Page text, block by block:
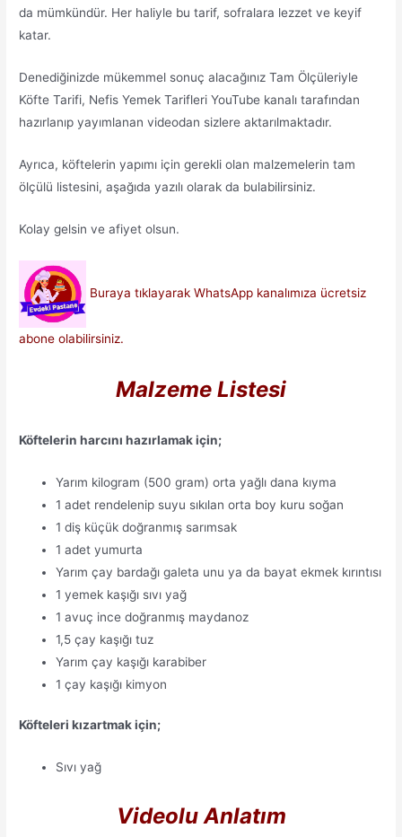
da mümkündür. Her haliyle bu tarif, sofralara lezzet ve keyif
katar.
Denediğinizde mükemmel sonuç alacağınız Tam Ölçüleriyle
Köfte Tarifi, Nefis Yemek Tarifleri YouTube kanalı tarafından
hazırlanıp yayımlanan videodan sizlere aktarılmaktadır.
Ayrıca, köftelerin yapımı için gerekli olan malzemelerin tam
ölçülü listesini, aşağıda yazılı olarak da bulabilirsiniz.
Kolay gelsin ve afiyet olsun.
Buraya tıklayarak WhatsApp kanalımıza ücretsiz
abone olabilirsiniz.
Malzeme Listesi
Köftelerin harcını hazırlamak için;
Yarım kilogram (500 gram) orta yağlı dana kıyma
1 adet rendelenip suyu sıkılan orta boy kuru soğan
1 diş küçük doğranmış sarımsak
1 adet yumurta
Yarım çay bardağı galeta unu ya da bayat ekmek kırıntısı
1 yemek kaşığı sıvı yağ
1 avuç ince doğranmış maydanoz
1,5 çay kaşığı tuz
Yarım çay kaşığı karabiber
1 çay kaşığı kimyon
Köfteleri kızartmak için;
Sıvı yağ
Videolu Anlatım